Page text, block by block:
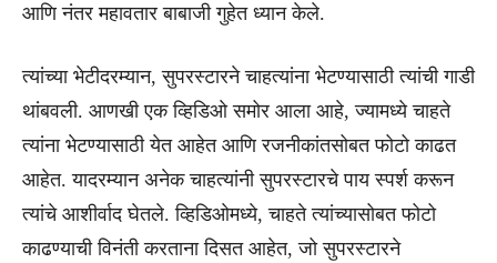
आणि नंतर महावतार बाबाजी गुहेत ध्यान केले.
त्यांच्या भेटीदरम्यान, सुपरस्टारने चाहत्यांना भेटण्यासाठी त्यांची गाडी
थांबवली. आणखी एक व्हिडिओ समोर आला आहे, ज्यामध्ये चाहते
त्यांना भेटण्यासाठी येत आहेत आणि रजनीकांतसोबत फोटो काढत
आहेत. यादरम्यान अनेक चाहत्यांनी सुपरस्टारचे पाय स्पर्श करून
त्यांचे आशीर्वाद घेतले. व्हिडिओमध्ये, चाहते त्यांच्यासोबत फोटो
काढण्याची विनंती करताना दिसत आहेत, जो सुपरस्टारने